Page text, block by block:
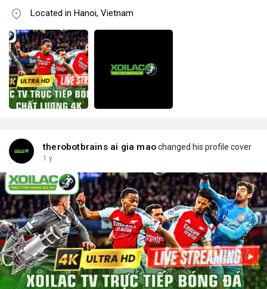
Located in Hanoi, Vietnam
therobotbrains ai gia maochanged his profile cover
1 y